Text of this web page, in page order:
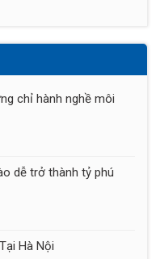
chỉ hành nghề môi
dễ trở thành tỷ phú
Hà Nội